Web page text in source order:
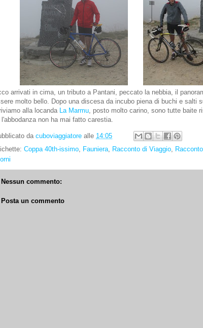
arrivati in cima, un tributo a Pantani, peccato la nebbia, il
molto bello. Dopo una discesa da incubo piena di buchi e salti
alla locanda La Marmu, posto molto carino, sono tutte baite
l'abbodanza non ha mai fatto carestia.
da cuboviaggiatore alle 14:05
Coppa 40th-issimo, Fauniera, Racconto di Viaggio,
Nessun commento:
Posta un commento